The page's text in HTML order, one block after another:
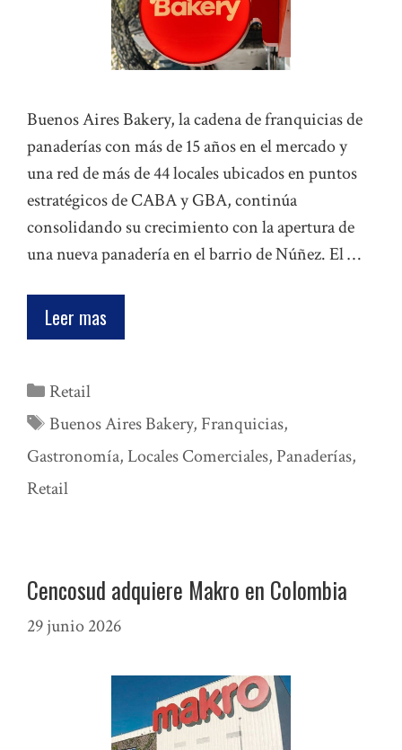
Buenos Aires Bakery, la cadena de franquicias de
panaderías con más de 15 años en el mercado y
una red de más de 44 locales ubicados en puntos
estratégicos de CABA y GBA, continúa
consolidando su crecimiento con la apertura de
una nueva panadería en el barrio de Núñez. El …
Leer mas
Categorías
Retail
Etiquetas
Buenos Aires Bakery, Franquicias,
Gastronomía,Locales Comerciales, Panaderías,
Retail
Cencosud adquiere Makro en Colombia
29 junio 2026